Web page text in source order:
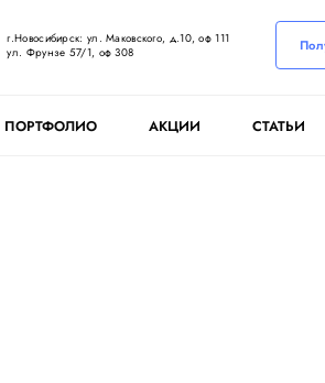
г.Новосибирск: ул. Маковского, д.10, оф 111
ул. Фрунзе 57/1, оф 308
ПОРТФОЛИО АКЦИИ СТАТЬИ